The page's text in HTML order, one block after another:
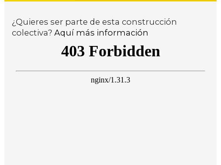
¿Quieres ser parte de esta construcción
colectiva? Aquí más información